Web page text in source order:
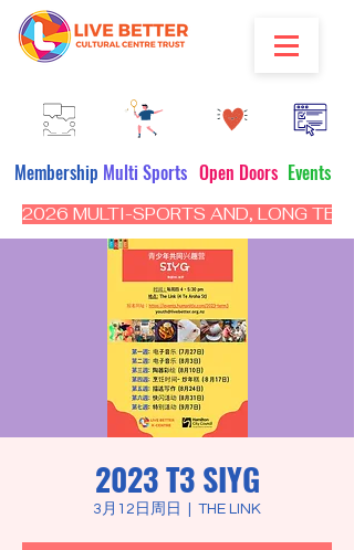
Multi Sports Open Doors Events
Membership
2026 MULTI-SPORTS AND, LONG
2023 T3 SIYG
3月12日周日 THE LINK